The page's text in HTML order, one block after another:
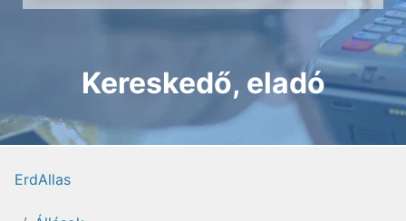
Kereskedő, eladó
ErdAllas